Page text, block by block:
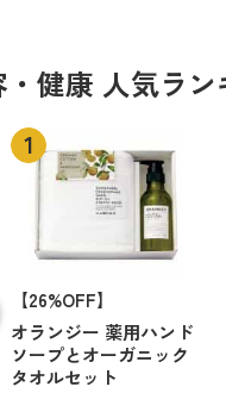
・健康 人気ラン
【26%OFF】
オランジー 薬用ハンド
ソープとオーガニック
タオルセット